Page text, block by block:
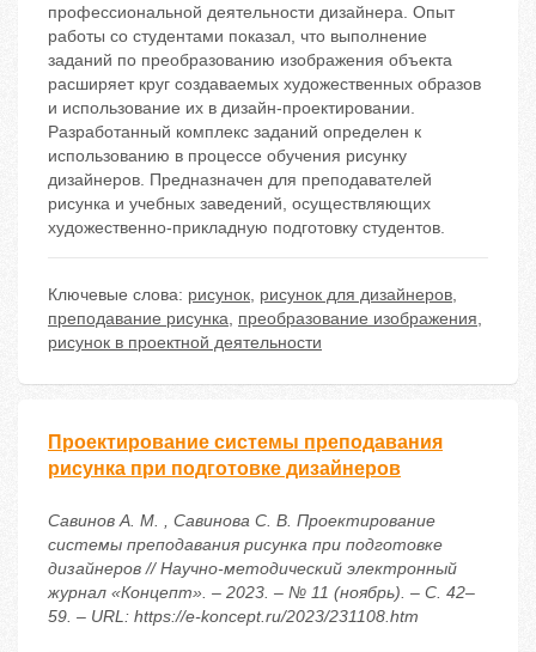
профессиональной деятельности дизайнера. Опыт
работы со студентами показал, что выполнение
заданий по преобразованию изображения объекта
расширяет круг создаваемых художественных образов
и использование их в дизайн-проектировании.
Разработанный комплекс заданий определен к
использованию в процессе обучения рисунку
дизайнеров. Предназначен для преподавателей
рисунка и учебных заведений, осуществляющих
художественно-прикладную подготовку студентов.
Ключевые слова: рисунок, рисунок для дизайнеров,
преподавание рисунка, преобразование изображения,
рисунок в проектной деятельности
Проектирование системы преподавания
рисунка при подготовке дизайнеров
Савинов А. М. , Савинова С. В. Проектирование
системы преподавания рисунка при подготовке
дизайнеров // Научно-методический электронный
журнал «Концепт». – 2023. – № 11 (ноябрь). – С. 42–
59. – URL: https://e-koncept.ru/2023/231108.htm